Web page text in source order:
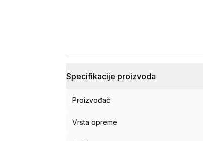
Specifikacije proizvoda
Proizvođač
Vrsta opreme